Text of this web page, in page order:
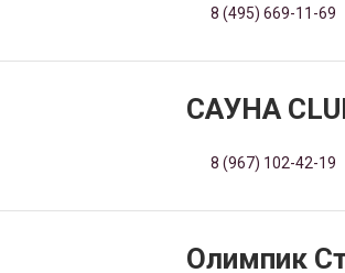
8 (495) 669-11-69
САУНА
8 (967) 102-42-19
Олимпик